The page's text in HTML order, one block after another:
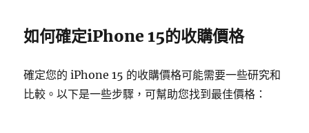
如何確定iPhone 15的收購價格
確定您的 iPhone 15 的收購價格可能需要一些研究和
比較。以下是一些步驟，可幫助您找到最佳價格：